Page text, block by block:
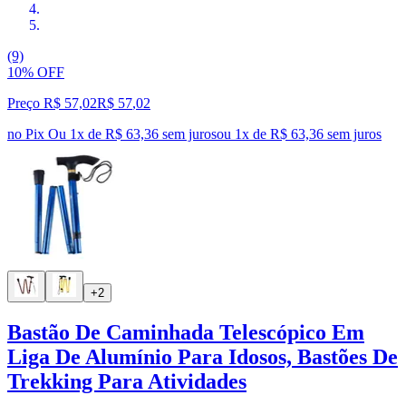
(9)
10% OFF
Preço R$ 57,02R$ 57,02
no Pix Ou 1x de R$ 63,36 sem jurosou 1x de R$ 63,36 sem juros
+2
Bastão De Caminhada Telescópico Em
Liga De Alumínio Para Idosos, Bastões De
Trekking Para Atividades